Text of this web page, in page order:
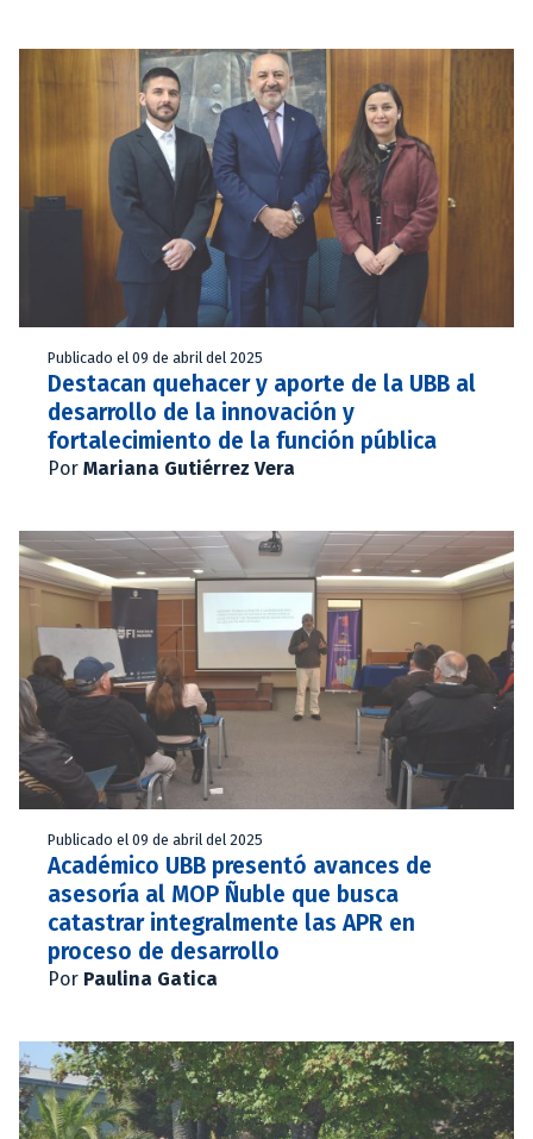
Publicado el 09 de abril del 2025
Destacan quehacer y aporte de la UBB al
desarrollo de la innovación y
fortalecimiento de la función pública
Por Mariana Gutiérrez Vera
Publicado el 09 de abril del 2025
Académico UBB presentó avances de
asesoría al MOP Ñuble que busca
catastrar integralmente las APR en
proceso de desarrollo
Por Paulina Gatica